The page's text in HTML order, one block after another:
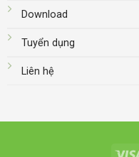
Download
Tuyển dụng
Liên hệ